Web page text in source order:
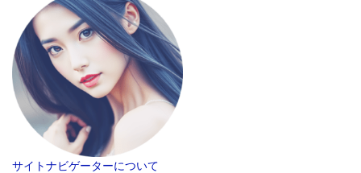
サイトナビゲーターについて